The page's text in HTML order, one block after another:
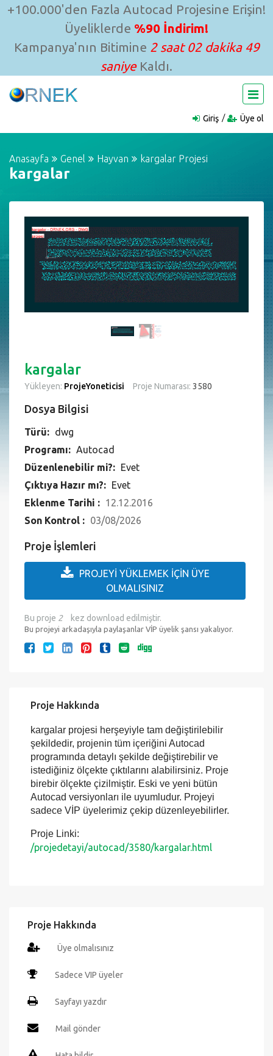
+100.000'den Fazla Autocad Projesine Erişin!
Üyeliklerde %90 İndirim!
Kampanya'nın Bitimine 2 saat 02 dakika 48
saniyeKaldı.
Giriş Üye ol
Anasayfa Genel Hayvan kargalar Projesi
kargalar
kargalar
Yükleyen:ProjeYoneticisi
Dosya Bilgisi
Türü: dwg
Programı: Autocad
Düzenlenebilir mi?: Evet
Eklenme Tarihi :
Son Kontrol : 03/08/2026
Proje İşlemleri
PROJEYİ YÜKLEMEK İÇİN ÜYE
OLMALISINIZ
Proje Hakkında
kargalar projesi herşeyiyle tam değiştirilebilir
şekildedir, projenin tüm içeriğini Autocad
programında detaylı şekilde değiştirebilir ve
istediğiniz ölçekte çıktılarını alabilirsiniz. Proje
birebir ölçekte çizilmiştir. Eski ve yeni bütün
Autocad versiyonları ile uyumludur. Projeyi
Proje Hakkında
Üye olmalısınız
Sadece VIP üyeler
Sayfayı yazdır